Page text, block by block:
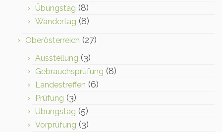
Übungstag (8)
Wandertag (8)
Oberösterreich (27)
Ausstellung (3)
Gebrauchsprüfung (8)
Landestreffen (6)
Prüfung (3)
Übungstag (5)
Vorprüfung (3)